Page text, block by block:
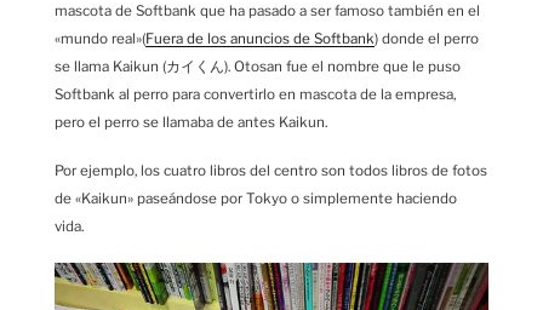
mascota de Softbank que ha pasado a ser famoso también en el
«mundo real»(Fuera de los anuncios de Softbank) donde el perro
se llama Kaikun (カイくん). Otosan fue el nombre que le puso
Softbank al perro para convertirlo en mascota de la empresa,
pero el perro se llamaba de antes Kaikun.
Por ejemplo, los cuatro libros del centro son todos libros de fotos
de «Kaikun» paseándose por Tokyo o simplemente haciendo
vida.